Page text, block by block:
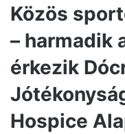
Közös
– harmadik
érkezik
Hospice